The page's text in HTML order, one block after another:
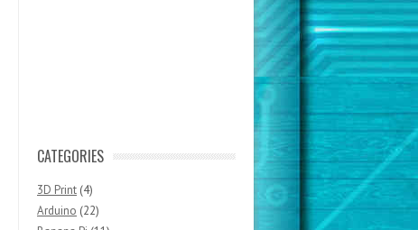
CATEGORIES
3D Print (4)
Arduino (22)